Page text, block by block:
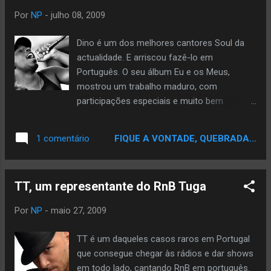
nos Estados Unidos, com a ajuda de Troy
misturadores de Hip Hop dos EUA, revelou
uma maturidade rara e prenunciou o redefinir
de novos caminhos na música de AC. Nos
anos que se seguiram viveu experiências
diversas – produziu, promoveu espectáculos
e cinema (“Zona J” e “Lena”) e teve ainda
alguns dos maiores vultos da m...
Por NP - julho 08, 2009
Dino é um dos melhores cantores Soul da
actualidade. E arriscou fazê-lo em
Português. O seu álbum Eu e os Meus,
mostrou um trabalho maduro, com
participações especiais e muito bem
finalmente alcançou o seu maior desejo.
Veja a Entrevista no Blog Curto Circuito
1 comentário FIQUE A VONTADE, QUEBRADA...
TT, um representante do RnB Tuga
Por NP - maio 27, 2009
TT é um daqueles casos raros em Portugal
que consegue chegar às rádios e dar shows
em todo lado, cantando RnB em português.